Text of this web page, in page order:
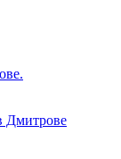
Дмитрове